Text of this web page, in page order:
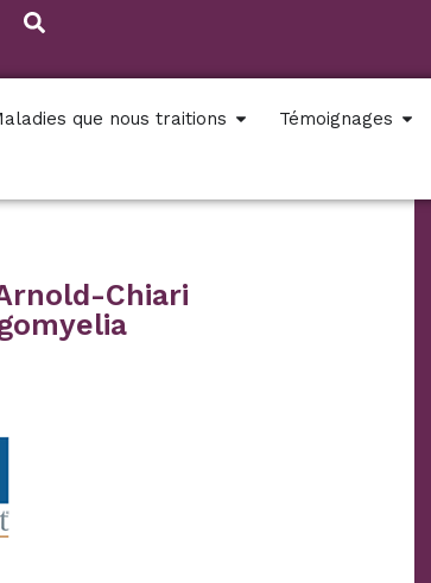
que nous traitions Témoignages
Chiari